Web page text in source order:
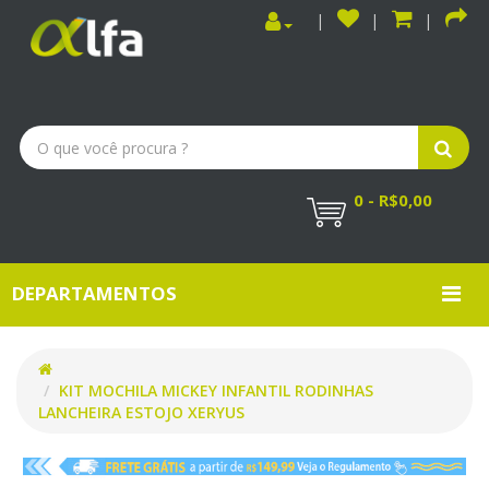
0 - R$0,00
DEPARTAMENTOS
KIT MOCHILA MICKEY INFANTIL RODINHAS
LANCHEIRA ESTOJO XERYUS